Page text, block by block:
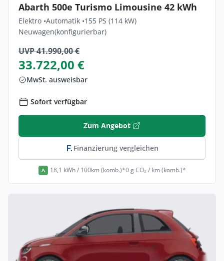
Abarth 500e Turismo Limousine 42 kWh
Elektro •Automatik •155 PS (114 kW)
Neuwagen(konfigurierbar)
UVP 41.990,00 €
33.722,00 €
MwSt. ausweisbar
Sofort verfügbar
Zum Angebot
Finanzierung vergleichen
A 18,1 kWh / 100km (komb.)*0 g CO₂ / km (komb.)*